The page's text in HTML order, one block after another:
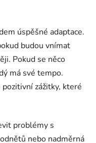
úspěšné adaptace.
budou vnímat
Pokud se něco
má své tempo.
zážitky, které
problémy s
nebo nadměrná